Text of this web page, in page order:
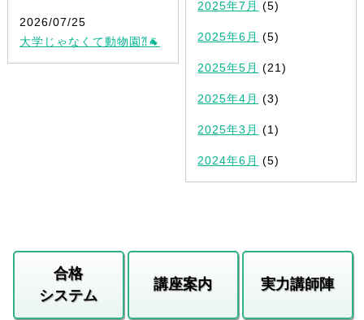
2026/07/25
大学じゃなくて動物園⁈🐐
2025年7月 (5)
2025年6月 (5)
2025年5月 (21)
2025年4月 (3)
2025年3月 (1)
2024年6月 (5)
合格
システム
講座案内 実力講師陣